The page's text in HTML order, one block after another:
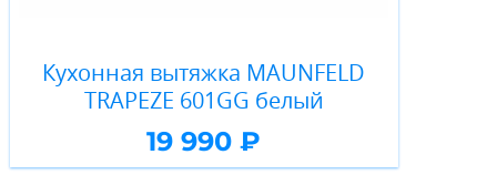
Кухонная вытяжка MAUNFELD
TRAPEZE 601GG белый
19 990 ₽